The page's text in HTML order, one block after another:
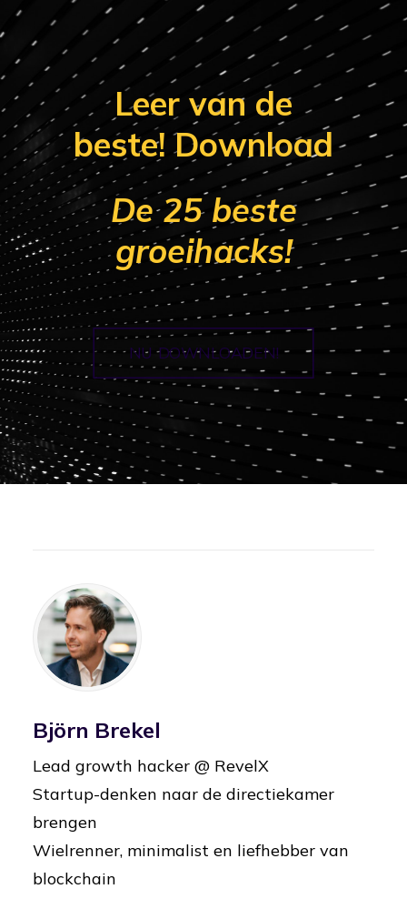
Leer van de
beste! Download
De 25 beste
groeihacks!
NU DOWNLOADEN!
Björn Brekel
Lead growth hacker @ RevelX
Startup-denken naar de directiekamer
brengen
Wielrenner, minimalist en liefhebber van
blockchain